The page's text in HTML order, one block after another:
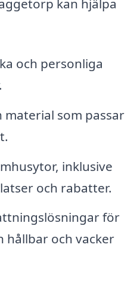
kan hjälpa
och personliga
material som passar
inklusive
och rabatter.
för
hållbar och vacker